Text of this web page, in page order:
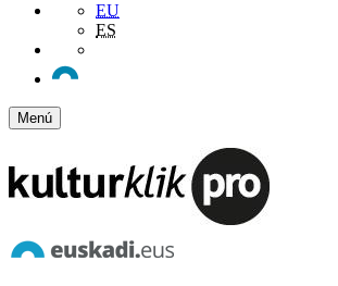
EU
ES
Menú